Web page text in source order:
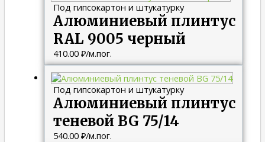
Под гипсокартон и штукатурку
Алюминиевый плинтус
RAL 9005 черный
410.00 ₽/м.пог.
Под гипсокартон и штукатурку
Алюминиевый плинтус
теневой BG 75/14
540.00 ₽/м.пог.